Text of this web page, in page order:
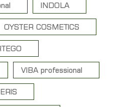
INDOLA
OYSTER COSMETICS
VIBA professional